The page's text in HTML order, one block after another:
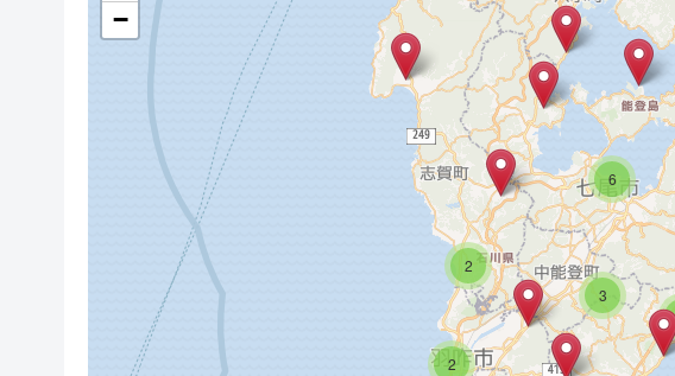
2
2
3
6
−